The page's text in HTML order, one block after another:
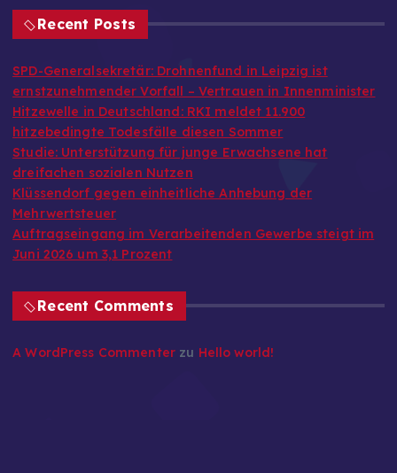
Recent Posts
SPD-Generalsekretär: Drohnenfund in Leipzig ist
ernstzunehmender Vorfall – Vertrauen in Innenminister
Hitzewelle in Deutschland: RKI meldet 11.900
hitzebedingte Todesfälle diesen Sommer
Studie: Unterstützung für junge Erwachsene hat
dreifachen sozialen Nutzen
Klüssendorf gegen einheitliche Anhebung der
Mehrwertsteuer
Auftragseingang im Verarbeitenden Gewerbe steigt im
Juni 2026 um 3,1 Prozent
Recent Comments
A WordPress Commenter zu Hello world!